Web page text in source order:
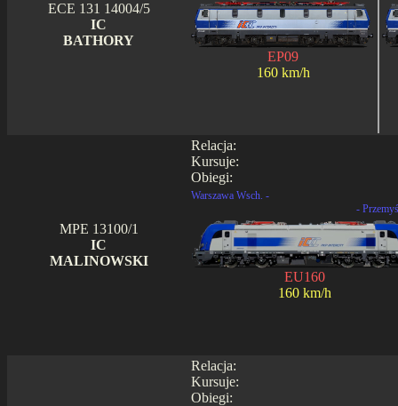
ECE 131 14004/5
IC
BATHORY
EP09
160 km/h
Relacja:
Kursuje:
Obiegi:
MPE 13100/1
IC
MALINOWSKI
Warszawa Wsch. -
-
EU160
160 km/h
Relacja:
Kursuje:
Obiegi: